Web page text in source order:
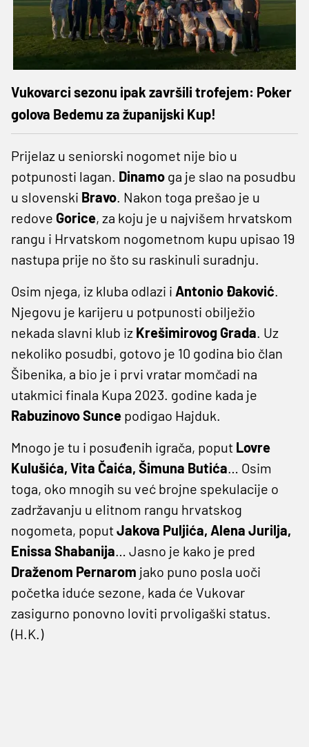
Vukovarci sezonu ipak završili trofejem: Poker
golova Bedemu za županijski Kup!
Prijelaz u seniorski nogomet nije bio u
potpunosti lagan. Dinamo ga je slao na posudbu
u slovenski Bravo. Nakon toga prešao je u
redove Gorice, za koju je u najvišem hrvatskom
rangu i Hrvatskom nogometnom kupu upisao 19
nastupa prije no što su raskinuli suradnju.
Osim njega, iz kluba odlazi i Antonio Đaković.
Njegovu je karijeru u potpunosti obilježio
nekada slavni klub iz Krešimirovog Grada. Uz
nekoliko posudbi, gotovo je 10 godina bio član
Šibenika, a bio je i prvi vratar momčadi na
utakmici finala Kupa 2023. godine kada je
Rabuzinovo Sunce podigao Hajduk.
Mnogo je tu i posuđenih igrača, poput Lovre
Kulušića, Vita Čaića, Šimuna Butića… Osim
toga, oko mnogih su već brojne spekulacije o
zadržavanju u elitnom rangu hrvatskog
nogometa, poputJakova Puljića, Alena Jurilja,
Enissa Shabanija… Jasno je kako je pred
Draženom Pernarom jako puno posla uoči
početka iduće sezone, kada će Vukovar
zasigurno ponovno loviti prvoligaški status.
(H.K.)